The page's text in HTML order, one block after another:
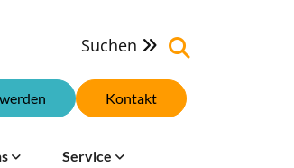
Suchen 
Kontakt
Service